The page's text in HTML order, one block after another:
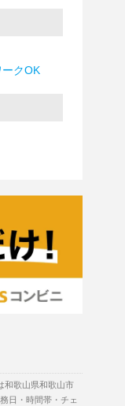
ークOK
和歌山県和歌山市
日・時間帯・チェ